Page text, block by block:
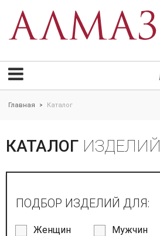
Главная > Каталог
КАТАЛОГ ИЗДЕЛИЙ
ПОДБОР ИЗДЕЛИЙ ДЛЯ:
Женщин Мужчин